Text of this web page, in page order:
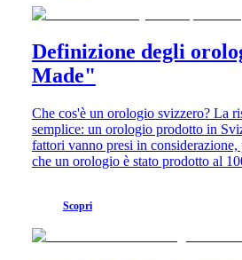
la
cura
Inviaci
il
tuo
orologio
del
servizio
Garanzia
Trova
centro
assistenza
Contattaci
Definizione degli
Made"
Che cos'è un orologio svizzero? La
semplice: un orologio prodotto in
fattori vanno presi in
che un orologio è stato prodotto al
Scopri